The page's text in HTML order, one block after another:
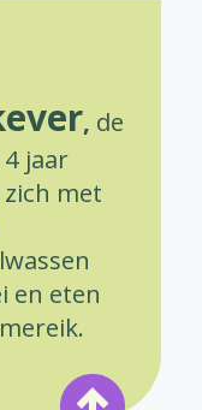
, de
jaar
met
en eten